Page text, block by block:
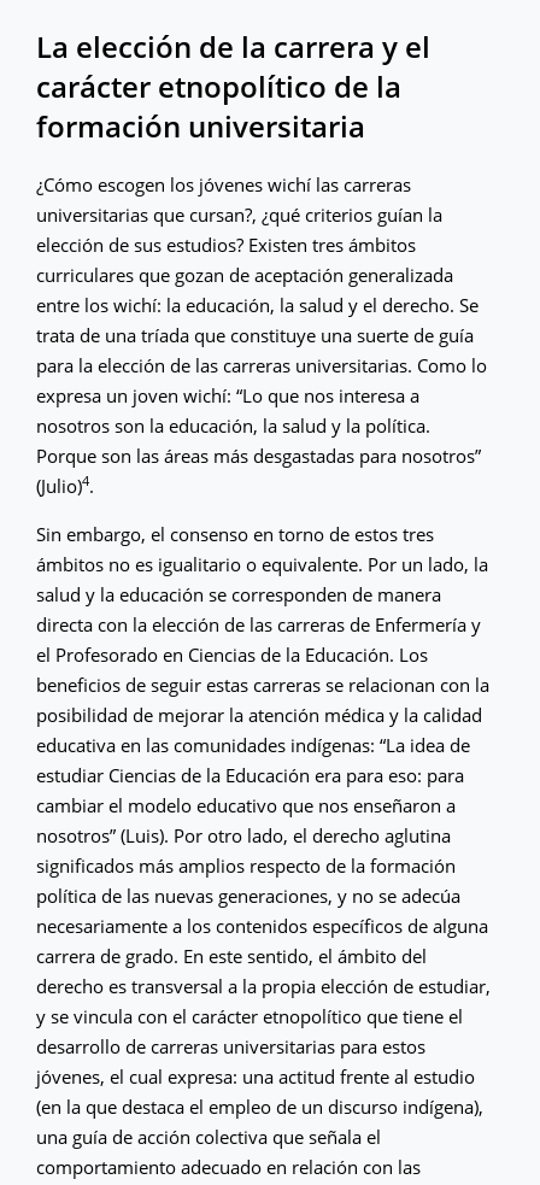
La elección de la carrera y el
carácter etnopolítico de la
formación universitaria
¿Cómo escogen los jóvenes wichí las carreras
universitarias que cursan?, ¿qué criterios guían la
elección de sus estudios? Existen tres ámbitos
curriculares que gozan de aceptación generalizada
entre los wichí: la educación, la salud y el derecho. Se
trata de una tríada que constituye una suerte de guía
para la elección de las carreras universitarias. Como lo
expresa un joven wichí: “Lo que nos interesa a
nosotros son la educación, la salud y la política.
Porque son las áreas más desgastadas para nosotros”
(Julio)4.
Sin embargo, el consenso en torno de estos tres
ámbitos no es igualitario o equivalente. Por un lado, la
salud y la educación se corresponden de manera
directa con la elección de las carreras de Enfermería y
el Profesorado en Ciencias de la Educación. Los
beneficios de seguir estas carreras se relacionan con la
posibilidad de mejorar la atención médica y la calidad
educativa en las comunidades indígenas: “La idea de
estudiar Ciencias de la Educación era para eso: para
cambiar el modelo educativo que nos enseñaron a
nosotros” (Luis). Por otro lado, el derecho aglutina
significados más amplios respecto de la formación
política de las nuevas generaciones, y no se adecúa
necesariamente a los contenidos específicos de alguna
carrera de grado. En este sentido, el ámbito del
derecho es transversal a la propia elección de estudiar,
y se vincula con el carácter etnopolítico que tiene el
desarrollo de carreras universitarias para estos
jóvenes, el cual expresa: una actitud frente al estudio
(en la que destaca el empleo de un discurso indígena),
una guía de acción colectiva que señala el
comportamiento adecuado en relación con las